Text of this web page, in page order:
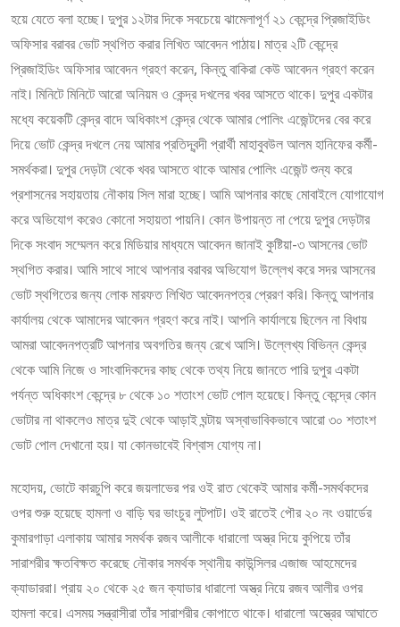
হয়ে যেতে বলা হচ্ছে। দুপুর ১২টার দিকে সবচেয়ে ঝামেলাপূর্ণ ২১ কেন্দ্রে প্রিজাইডিং
অফিসার বরাবর ভোট স্থগিত করার লিখিত আবেদন পাঠায়। মাত্র ২টি কেন্দ্রে
প্রিজাইডিং অফিসার আবেদন গ্রহণ করেন, কিন্তু বাকিরা কেউ আবেদন গ্রহণ করেন
নাই। মিনিটে মিনিটে আরো অনিয়ম ও কেন্দ্র দখলের খবর আসতে থাকে। দুপুর একটার
মধ্যে কয়েকটি কেন্দ্র বাদে অধিকাংশ কেন্দ্র থেকে আমার পোলিং এজেন্টদের বের করে
দিয়ে ভোট কেন্দ্র দখলে নেয় আমার প্রতিদ্বন্দী প্রার্থী মাহাবুবউল আলম হানিফের কর্মী-
সমর্থকরা। দুপুর দেড়টা থেকে খবর আসতে থাকে আমার পোলিং এজেন্ট শুন্য করে
প্রশাসনের সহায়তায় নৌকায় সিল মারা হচ্ছে। আমি আপনার কাছে মোবাইলে যোগাযোগ
করে অভিযোগ করেও কোনো সহায়তা পায়নি। কোন উপায়ন্ত না পেয়ে দুপুর দেড়টার
দিকে সংবাদ সম্মেলন করে মিডিয়ার মাধ্যমে আবেদন জানাই কুষ্টিয়া-৩ আসনের ভোট
স্থগিত করার। আমি সাথে সাথে আপনার বরাবর অভিযোগ উল্লেখ করে সদর আসনের
ভোট স্থগিতের জন্য লোক মারফত লিখিত আবেদনপত্র প্রেরণ করি। কিন্তু আপনার
কার্যালয় থেকে আমাদের আবেদন গ্রহণ করে নাই। আপনি কার্যালয়ে ছিলেন না বিধায়
আমরা আবেদনপত্রটি আপনার অবগতির জন্য রেখে আসি। উল্লেখ্য বিভিন্ন কেন্দ্র
থেকে আমি নিজে ও সাংবাদিকদের কাছ থেকে তথ্য নিয়ে জানতে পারি দুপুর একটা
পর্যন্ত অধিকাংশ কেন্দ্রে ৮ থেকে ১০ শতাংশ ভোট পোল হয়েছে। কিন্তু কেন্দ্রে কোন
ভোটার না থাকলেও মাত্র দুই থেকে আড়াই ঘন্টায় অস্বাভাবিকভাবে আরো ৩০ শতাংশ
ভোট পোল দেখানো হয়। যা কোনভাবেই বিশ্বাস যোগ্য না।
মহোদয়, ভোটে কারচুপি করে জয়লাভের পর ওই রাত থেকেই আমার কর্মী-সমর্থকদের
ওপর শুরু হয়েছে হামলা ও বাড়ি ঘর ভাংচুর লুটপাট। ওই রাতেই পৌর ২০ নং ওয়ার্ডের
কুমারগাড়া এলাকায় আমার সমর্থক রজব আলীকে ধারালো অস্ত্র দিয়ে কুপিয়ে তাঁর
সারাশরীর ক্ষতবিক্ষত করেছে নৌকার সমর্থক স্থানীয় কাউন্সিলর এজাজ আহমেদের
ক্যাডাররা। প্রায় ২০ থেকে ২৫ জন ক্যাডার ধারালো অস্ত্র নিয়ে রজব আলীর ওপর
হামলা করে। এসময় সন্ত্রাসীরা তাঁর সারাশরীর কোপাতে থাকে। ধারালো অস্ত্রের আঘাতে